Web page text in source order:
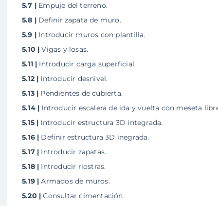
5.7 | Empuje del terreno.
5.8 | Definir zapata de muro.
5.9 | Introducir muros con plantilla.
5.10 | Vigas y losas.
5.11 | Introducir carga superficial.
5.12 | Introducir desnivel.
5.13 | Pendientes de cubierta.
5.14 | Introducir escalera de ida y vuelta con meseta
5.15 | Introducir estructura 3D integrada.
5.16 | Definir estructura 3D inegrada.
5.17 | Introducir zapatas.
5.18 | Introducir riostras.
5.19 | Armados de muros.
5.20 | Consultar cimentación.